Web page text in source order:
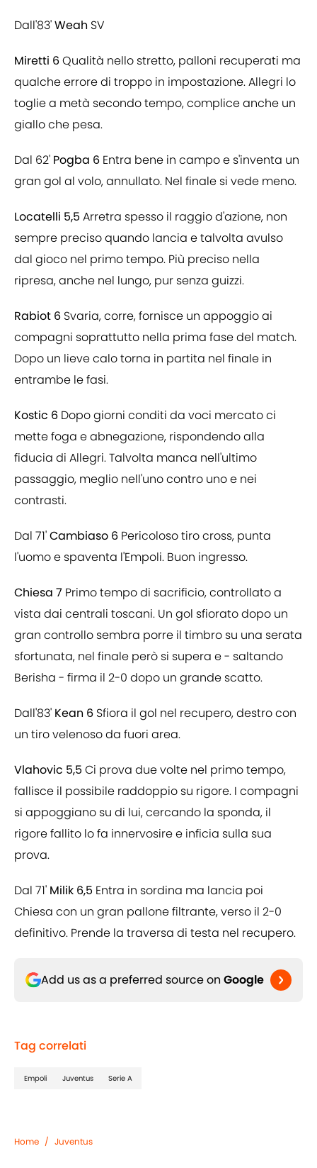
Dall'83'Weah SV
Miretti 6Qualità nello stretto, palloni recuperati ma
qualche errore di troppo in impostazione. Allegri lo
toglie a metà secondo tempo, complice anche un
giallo che pesa.
Dal 62' Pogba 6 Entra bene in campo e s'inventa un
gran gol al volo, annullato. Nel finale si vede meno.
Locatelli 5,5 Arretra spesso il raggio d'azione, non
sempre preciso quando lancia e talvolta avulso
dal gioco nel primo tempo. Più preciso nella
ripresa, anche nel lungo, pur senza guizzi.
Rabiot 6 Svaria, corre, fornisce un appoggio ai
compagni soprattutto nella prima fase del match.
Dopo un lieve calo torna in partita nel finale in
entrambe le fasi.
Kostic 6 Dopo giorni conditi da voci mercato ci
mette foga e abnegazione, rispondendo alla
fiducia di Allegri. Talvolta manca nell'ultimo
passaggio, meglio nell'uno contro uno e nei
contrasti.
Dal 71'Cambiaso 6 Pericoloso tiro cross, punta
l'uomo e spaventa l'Empoli. Buon ingresso.
Chiesa 7 Primo tempo di sacrificio, controllato a
vista dai centrali toscani. Un gol sfiorato dopo un
gran controllo sembra porre il timbro su una serata
sfortunata, nel finale però si supera e - saltando
Berisha - firma il 2-0 dopo un grande scatto.
Dall'83' Kean 6 Sfiora il gol nel recupero, destro con
un tiro velenoso da fuori area.
Vlahovic 5,5 Ci prova due volte nel primo tempo,
fallisce il possibile raddoppio su rigore. I compagni
si appoggiano su di lui, cercando la sponda, il
rigore fallito lo fa innervosire e inficia sulla sua
prova.
Dal 71' Milik 6,5 Entra in sordina ma lancia poi
Chiesa con un gran pallone filtrante, verso il 2-0
definitivo. Prende la traversa di testa nel recupero.
Add us as a preferred source on Google
Tag correlati
Empoli Juventus Serie A
Home / Juventus